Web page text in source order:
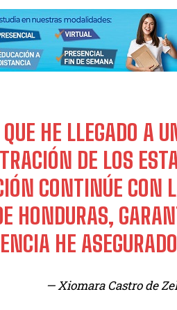
HE LLEGADO A
DE LOS
CONTINÚE CON
HONDURAS,
HE
— Xiomara Castro de